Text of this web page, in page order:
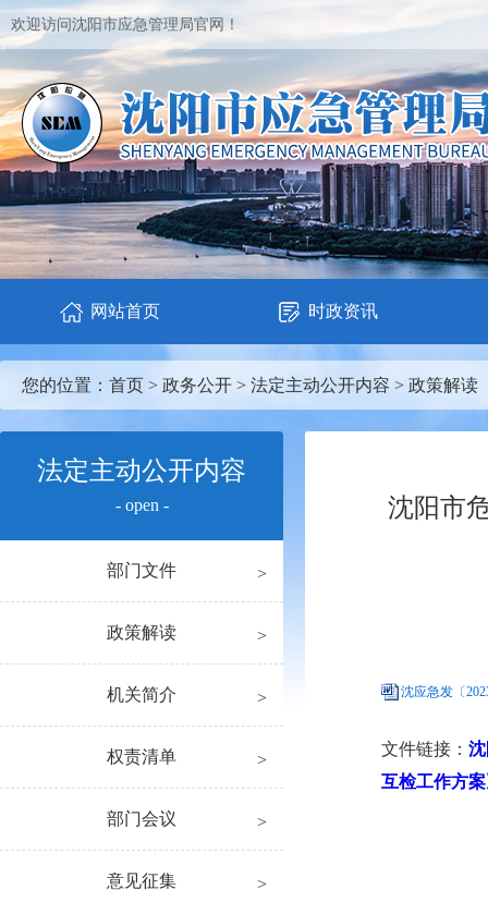
欢迎访问沈阳市应急管理局官网！
网站首页 时政资讯
您的位置： 首页 > 政务公开 > 法定主动公开内容 > 政策解读
法定主动公开内容
- open -
部门文件
政策解读
机关简介
权责清单
部门会议
意见征集
沈阳市
沈应急发〔
文件链接：
互检工作方